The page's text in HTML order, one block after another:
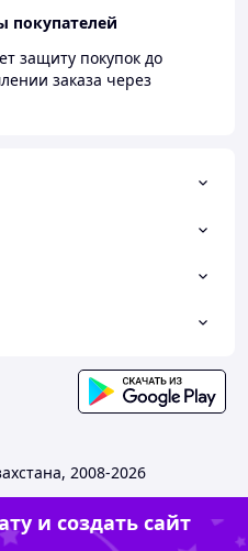
покупателей
защиту покупок до
заказа через
2008-2026
и создать сайт